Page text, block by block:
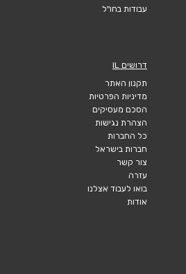
עבודות בחו"ל
דרושים IL
תקנון האתר
מדיניות הפרטיות
הסכם מעסיקים
הצהרת נגישות
כל החברות
חברות בישראל
צור קשר
עזרה
בואו לעבוד אצלנו
אודות